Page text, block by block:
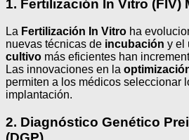
1. Fertilización In Vitro (FIV)
La Fertilización In Vitro ha
nuevas técnicas de incubación y el
cultivo más eficientes han
Las innovaciones en la
permiten a los médicos seleccionar
implantación.
2. Diagnóstico Genético